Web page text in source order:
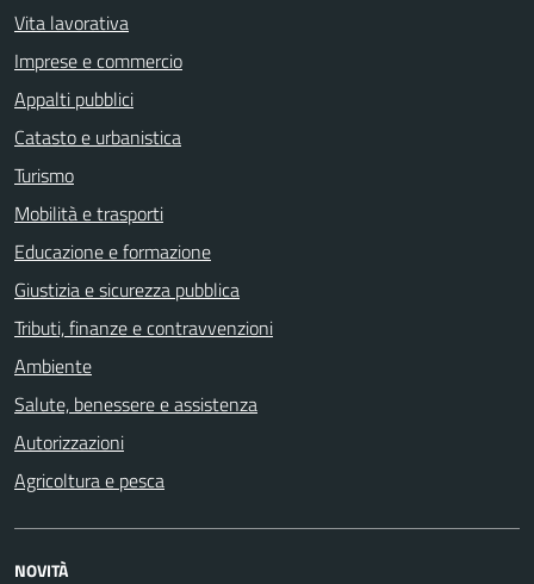
Vita lavorativa
Imprese e commercio
Appalti pubblici
Catasto e urbanistica
Turismo
Mobilità e trasporti
Educazione e formazione
Giustizia e sicurezza pubblica
Tributi, finanze e contravvenzioni
Ambiente
Salute, benessere e assistenza
Autorizzazioni
Agricoltura e pesca
NOVITÀ